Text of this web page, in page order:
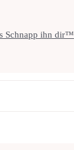
Schnapp ihn dir™